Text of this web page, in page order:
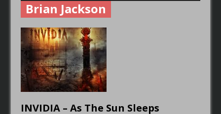
NEW MODEL ARMY – From Here
RUNRIG – The Last Dance –
Farewell Concert
CRYSTAL BALL – Das Album soll
die Band im Jahr 2019
Brian Jackson
INVIDIA – As The Sun Sleeps